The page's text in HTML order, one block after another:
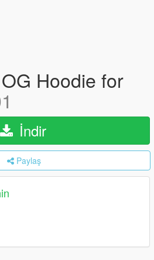
Hoodie for
İndir
Paylaş